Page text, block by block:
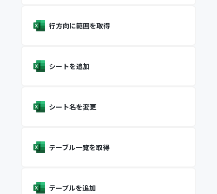
行方向に範囲を取得
シートを追加
シート名を変更
テーブル一覧を取得
テーブルを追加